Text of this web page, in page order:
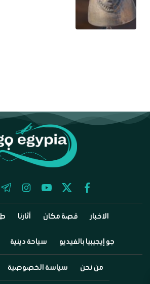
facebook
twitter
youtube
instagram
الاخبار قصة مكان آثارنا
جو إيجيبيا بالفيديو سياحة دينية
من نحن سياسة الخصوصية